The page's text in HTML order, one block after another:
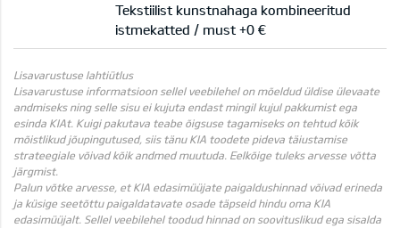
Tekstiilist kunstnahaga kombineeritud
istmekatted / must +0 €
Lisavarustuse lahtiütlus
Lisavarustuse informatsioon sellel veebilehel on mõeldud üldise ülevaate
andmiseks ning selle sisu ei kujuta endast mingil kujul pakkumist ega
esinda KIAt. Kuigi pakutava teabe õigsuse tagamiseks on tehtud kõik
mõistlikud jõupingutused, siis tänu KIA toodete pideva täiustamise
strateegiale võivad kõik andmed muutuda. Eelkõige tuleks arvesse võtta
järgmist.
Palun võtke arvesse, et KIA edasimüüjate paigaldushinnad võivad erineda
ja küsige seetõttu paigaldatavate osade täpseid hindu oma KIA
edasimüüjalt. Sellel veebilehel toodud hinnad on soovituslikud ega sisalda